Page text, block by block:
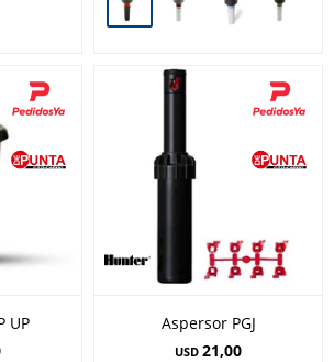
UP Aspersor PGJ
USD 21,00